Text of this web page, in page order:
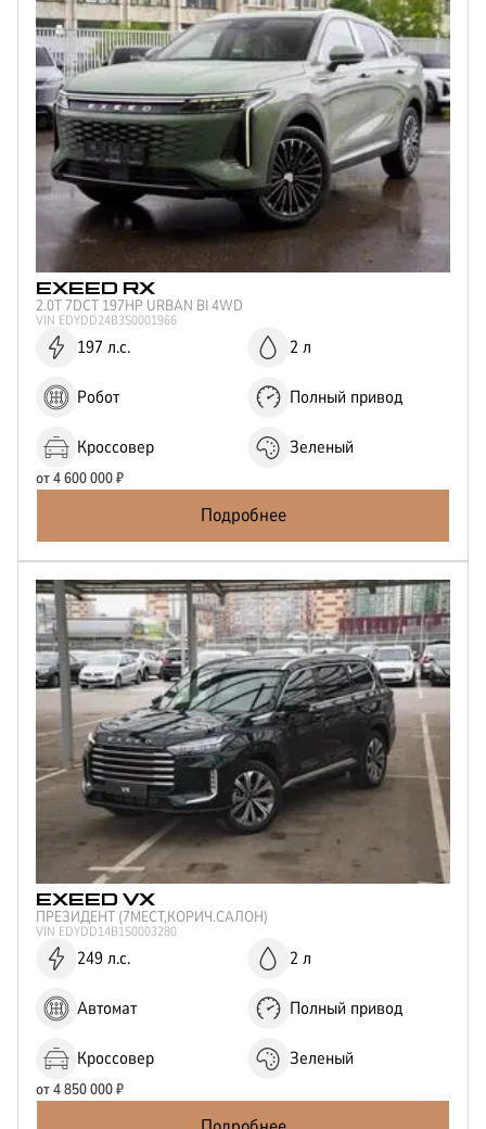
EXEED RX
2.0T 7DCT 197HP URBAN BI 4WD
VIN EDYDD24B3S0001966
197 л.с. 2 л
Робот Полный привод
Кроссовер Зеленый
от4 600 000₽
Подробнее
EXEED VX
ПРЕЗИДЕНТ (7МЕСТ,КОРИЧ.САЛОН)
VIN EDYDD14B1S0003280
249 л.с. 2 л
Автомат Полный привод
Кроссовер Зеленый
от4 850 000₽